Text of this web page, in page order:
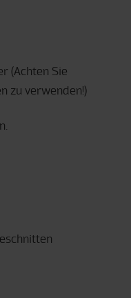
(Achten Sie
zu verwenden!)